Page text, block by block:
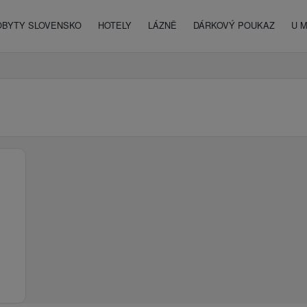
SLOVENSKO HOTELY LÁZNĚ DÁRKOVÝ POUKAZ U